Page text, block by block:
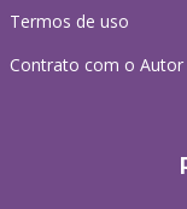
Termos de uso
Contrato com o Autor